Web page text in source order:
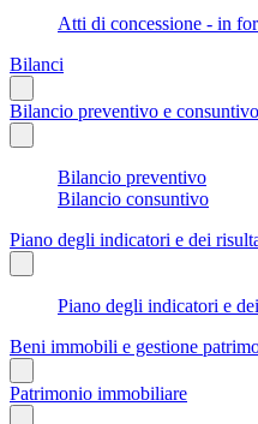
Atti di concessione - in
Bilanci
Bilancio preventivo e consuntivo
Bilancio preventivo
Bilancio consuntivo
Piano degli indicatori e dei
Piano degli indicatori e
Beni immobili e gestione
Patrimonio immobiliare